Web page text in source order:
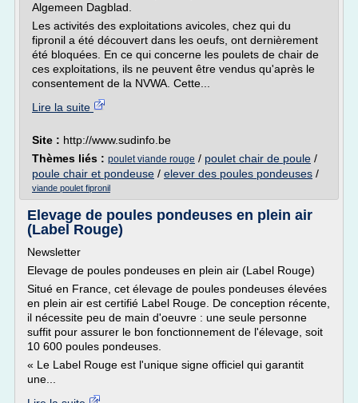
Algemeen Dagblad.
Les activités des exploitations avicoles, chez qui du
fipronil a été découvert dans les oeufs, ont dernièrement
été bloquées. En ce qui concerne les poulets de chair de
ces exploitations, ils ne peuvent être vendus qu'après le
consentement de la NVWA. Cette...
Lire la suite
Site : http://www.sudinfo.be
Thèmes liés : poulet viande rouge / poulet chair de poule /
poule chair et pondeuse / elever des poules pondeuses /
viande poulet fipronil
Elevage de poules pondeuses en plein air
(Label Rouge)
Newsletter
Elevage de poules pondeuses en plein air (Label Rouge)
Situé en France, cet élevage de poules pondeuses élevées
en plein air est certifié Label Rouge. De conception récente,
il nécessite peu de main d'oeuvre : une seule personne
suffit pour assurer le bon fonctionnement de l'élevage, soit
10 600 poules pondeuses.
« Le Label Rouge est l'unique signe officiel qui garantit
une...